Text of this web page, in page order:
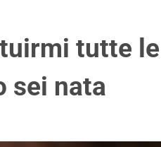
tutte le
sei nata